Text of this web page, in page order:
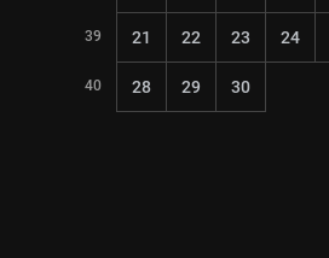
39 21 22 23 24
40 28 29 30